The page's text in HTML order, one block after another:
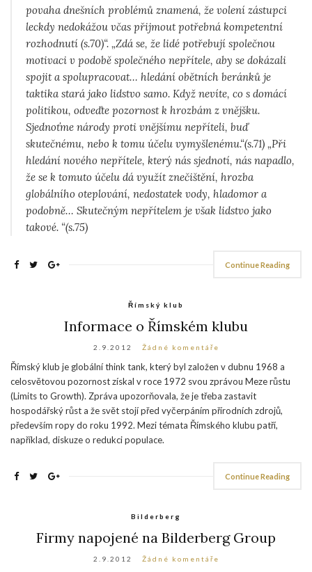
povaha dnešních problémů znamená, že volení zástupci
leckdy nedokážou včas přijmout potřebná kompetentní
rozhodnutí (s.70)“. „Zdá se, že lidé potřebují společnou
motivaci v podobě společného nepřítele, aby se dokázali
spojit a spolupracovat… hledání obětních beránků je
taktika stará jako lidstvo samo. Když nevíte, co s domácí
politikou, odveďte pozornost k hrozbám z vnějšku.
Sjednoťme národy proti vnějšímu nepříteli, buď
skutečnému, nebo k tomu účelu vymyšlenému.“(s.71) „Při
hledání nového nepřítele, který nás sjednotí, nás napadlo,
že se k tomuto účelu dá využít znečištění, hrozba
globálního oteplování, nedostatek vody, hladomor a
podobně… Skutečným nepřítelem je však lidstvo jako
takové. “(s.75)
Continue Reading
Římský klub
Informace o Římském klubu
2.9.2012 Žádné komentáře
Římský klub je globální think tank, který byl založen v dubnu 1968 a
celosvětovou pozornost získal v roce 1972 svou zprávou Meze růstu
(Limits to Growth). Zpráva upozorňovala, že je třeba zastavit
hospodářský růst a že svět stojí před vyčerpáním přírodních zdrojů,
především ropy do roku 1992. Mezi témata Římského klubu patří,
například, diskuze o redukci populace.
Continue Reading
Bilderberg
Firmy napojené na Bilderberg Group
2.9.2012 Žádné komentáře